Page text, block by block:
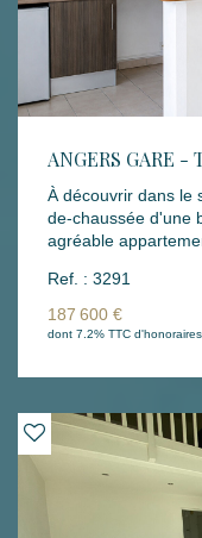
ANGERS GARE -
À découvrir dans le
de-chaussée d'une
agréable
avec placard, d'un
terrasse, d'une
chambre avec salle
sous-sol complète ce bien. Un
investissement
transports et de la
Ref. : 3291
187 600 €
dont 7.2% TTC d'honoraires